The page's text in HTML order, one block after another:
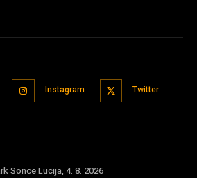
Instagram Twitter
Sonce Lucija, 4. 8. 2026